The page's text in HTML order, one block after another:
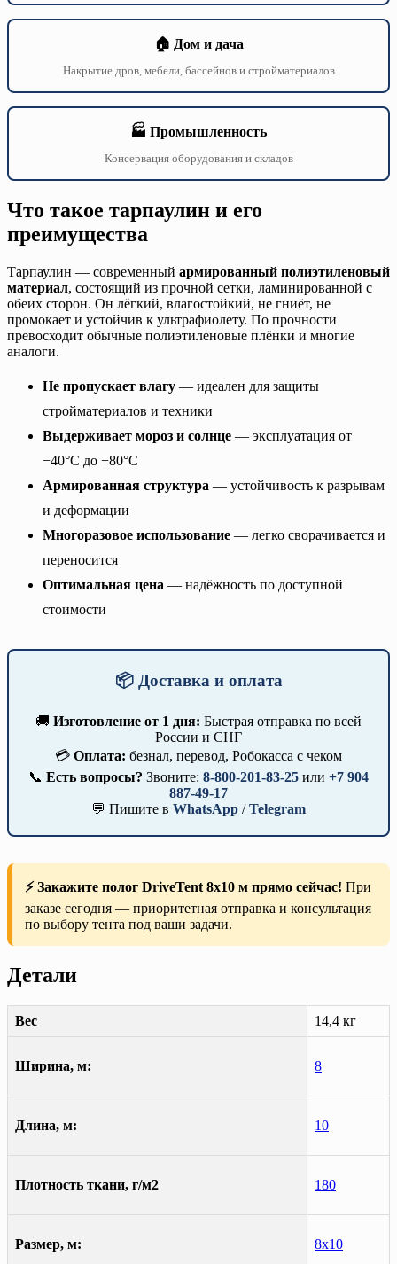
🏠 Дом и дача
Накрытие дров, мебели, бассейнов и стройматериалов
🏭 Промышленность
Консервация оборудования и складов
Что такое тарпаулин и его
преимущества
Тарпаулин — современный армированный полиэтиленовый
материал, состоящий из прочной сетки, ламинированной с
обеих сторон. Он лёгкий, влагостойкий, не гниёт, не
промокает и устойчив к ультрафиолету. По прочности
превосходит обычные полиэтиленовые плёнки и многие
аналоги.
Не пропускает влагу — идеален для защиты
стройматериалов и техники
Выдерживает мороз и солнце — эксплуатация от
−40°C до +80°C
Армированная структура — устойчивость к разрывам
и деформации
Многоразовое использование — легко сворачивается и
переносится
Оптимальная цена — надёжность по доступной
стоимости
📦 Доставка и оплата
🚚 Изготовление от 1 дня: Быстрая отправка по всей
России и СНГ
💳 Оплата: безнал, перевод, Робокасса с чеком
📞 Есть вопросы? Звоните: 8-800-201-83-25 или +7 904
887-49-17
💬 Пишите в WhatsApp /Telegram
⚡ Закажите полог DriveTent 8х10 м прямо сейчас! При
заказе сегодня — приоритетная отправка и консультация
по выбору тента под ваши задачи.
Детали
Вес 14,4 кг
Ширина, м: 8
Длина, м: 10
Плотность ткани, г/м2 180
Размер, м: 8х10